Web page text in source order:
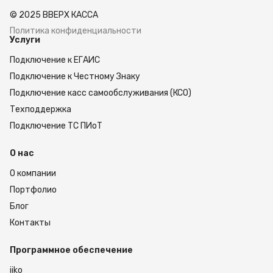
удобную конструкцию и набор функций,
необходимых для ежедневной работы с
разными категориями товаров.
высокий II класс точности,
два LED-дисплея для удобного визуального
контроля,
поддержка единиц измерения: граммы,
килограммы, фунты, опционально — унции,
счетный режим для работы с однотипными
изменение скорости стабилизации,
внешняя калибровка,
самодиагностика,
встроенный уровень и регулируемые опоры для
выборка тары во всем диапазоне взвешивания,
гарантия 2 года.
© 2025 ВВЕРХ КАССА
Политика конфиденциальности
Услуги
Подключение к ЕГАИС
Подключение к Честному Знаку
Подключение касс самообслуживания (КСО)
Техподдержка
Подключение ТС ПИоТ
О нас
О компании
Портфолио
Блог
Контакты
Программное обеспечение
iiko